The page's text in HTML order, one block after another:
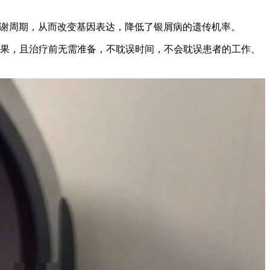
期，从而改变基因表达，降低了银屑病的遗传机率。
且治疗前无需准备，不耽误时间，不会耽误患者的工作、